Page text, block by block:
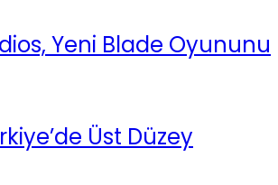
Yeni Blade Oyununu
Üst Düzey